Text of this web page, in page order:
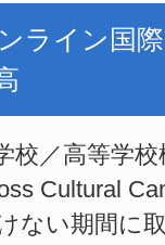
ライン国
校／高等学
Cultural
ない期間に